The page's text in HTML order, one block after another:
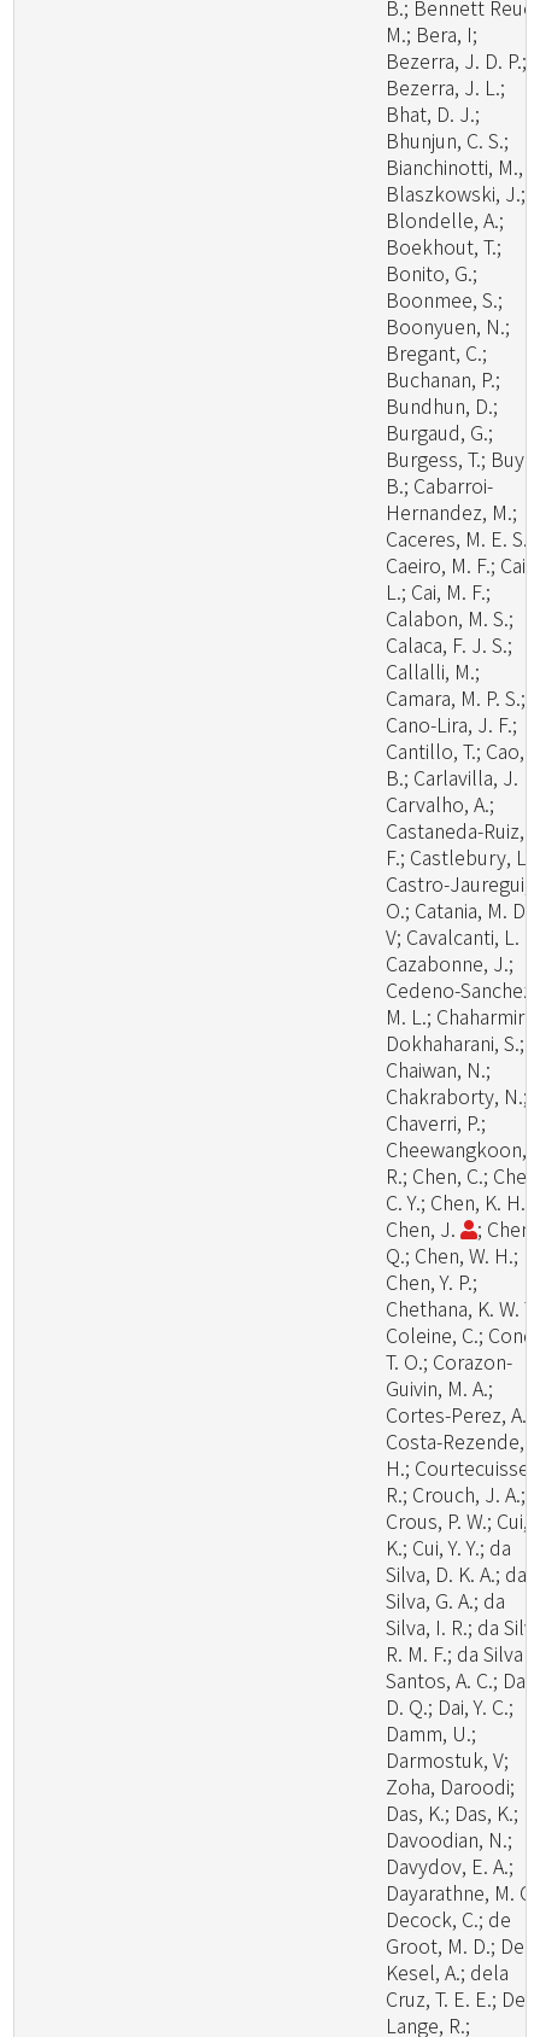
B.; Bennett
M.; Bera, I;
Bezerra, J. D. P.;
Bezerra, J. L.;
Bhat, D. J.;
Bhunjun, C. S.;
Bianchinotti, M.,
Blaszkowski, J.;
Blondelle, A.;
Boekhout, T.;
Bonito, G.;
Boonmee, S.;
Boonyuen, N.;
Bregant, C.;
Buchanan, P.;
Bundhun, D.;
Burgaud, G.;
Burgess, T.;
B.; Cabarroi-
Hernandez, M.;
Caceres, M. E. S.;
Caeiro, M. F.; Cai,
L.; Cai, M. F.;
Calabon, M. S.;
Calaca, F. J. S.;
Callalli, M.;
Camara, M. P. S.;
Cano-Lira, J. F.;
Cantillo, T.; Cao,
B.; Carlavilla, J.
Carvalho, A.;
Castaneda-Ruiz,
F.; Castlebury, L.;
Castro-Jauregui,
O.; Catania, M. D.,
V; Cavalcanti, L.
Cazabonne, J.;
Cedeno-Sanchez,
M. L.; Chaharmiri-
Dokhaharani, S.;
Chaiwan, N.;
Chakraborty, N.;
Chaverri, P.;
Cheewangkoon,
R.; Chen, C.;
C. Y.; Chen, K. H.;
Chen, J.
; Chen,
Q.; Chen, W. H.;
Chen, Y. P.;
Chethana, K. W.
Coleine, C.;
T. O.; Corazon-
Guivin, M. A.;
Cortes-Perez, A.;
Costa-Rezende,
H.; Courtecuisse,
R.; Crouch, J. A.;
Crous, P. W.; Cui,
K.; Cui, Y. Y.; da
Silva, D. K. A.; da
Silva, G. A.; da
Silva, I. R.; da
R. M. F.; da Silva
Santos, A. C.; Dai,
D. Q.; Dai, Y. C.;
Damm, U.;
Darmostuk, V;
Zoha, Daroodi;
Das, K.; Das, K.;
Davoodian, N.;
Davydov, E. A.;
Dayarathne, M.
Decock, C.; de
Groot, M. D.; De
Kesel, A.; dela
Cruz, T. E. E.; De
Lange, R.;